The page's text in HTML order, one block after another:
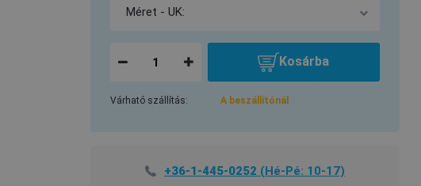
Kosárba
Várható szállítás: A beszállítónál
+36-1-445-0252 (Hé-Pé: 10-17)